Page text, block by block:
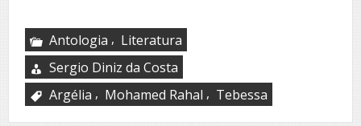
Antologia , Literatura
Sergio Diniz da Costa
Argélia , Mohamed Rahal , Tebessa